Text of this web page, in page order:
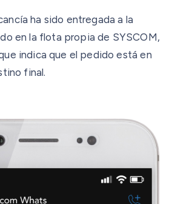
ha sido entregada a la
en la flota propia de SYSCOM,
indica que el pedido está en
final.